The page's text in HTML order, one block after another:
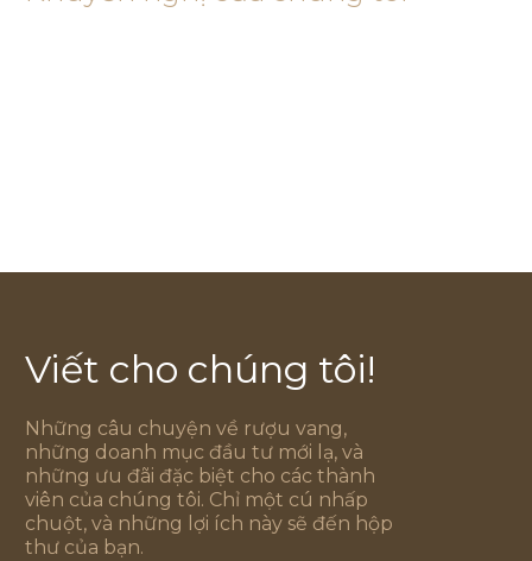
Viết cho chúng tôi!
Những câu chuyện về rượu vang,
những doanh mục đầu tư mới lạ, và
những ưu đãi đặc biệt cho các thành
viên của chúng tôi. Chỉ một cú nhấp
chuột, và những lợi ích này sẽ đến hộp
thư của bạn.